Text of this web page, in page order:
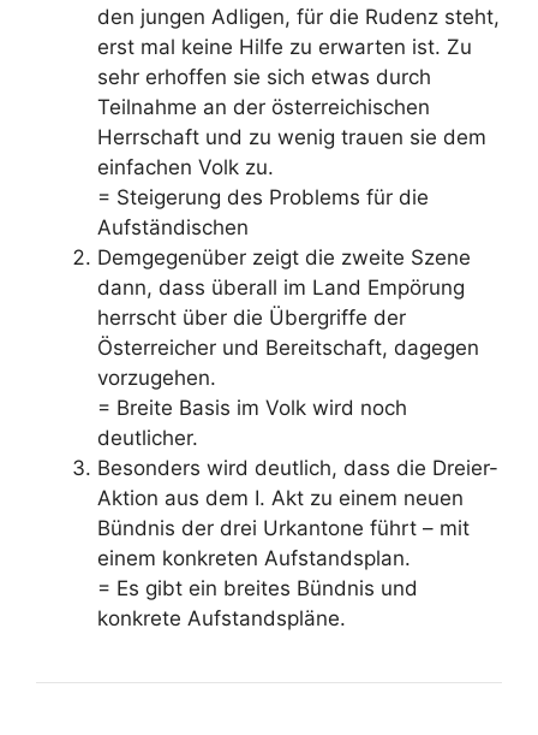
den jungen Adligen, für die Rudenz steht,
erst mal keine Hilfe zu erwarten ist. Zu
sehr erhoffen sie sich etwas durch
Teilnahme an der österreichischen
Herrschaft und zu wenig trauen sie dem
einfachen Volk zu.
= Steigerung des Problems für die
Aufständischen
Demgegenüber zeigt die zweite Szene
dann, dass überall im Land Empörung
herrscht über die Übergriffe der
Österreicher und Bereitschaft, dagegen
vorzugehen.
= Breite Basis im Volk wird noch
deutlicher.
Besonders wird deutlich, dass die Dreier-
Aktion aus dem I. Akt zu einem neuen
Bündnis der drei Urkantone führt – mit
einem konkreten Aufstandsplan.
= Es gibt ein breites Bündnis und
konkrete Aufstandspläne.